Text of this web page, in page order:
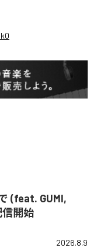
(feat. GUMI,
信開始
2026.8.9